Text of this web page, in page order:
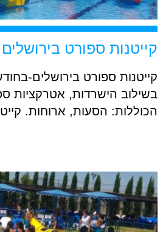
קייטנות ספורט בירושלים
קייטנות ספורט בירושלים-
בשילוב הישרדות, אטרקציות
הכוללות: הסעות, ארוחות.